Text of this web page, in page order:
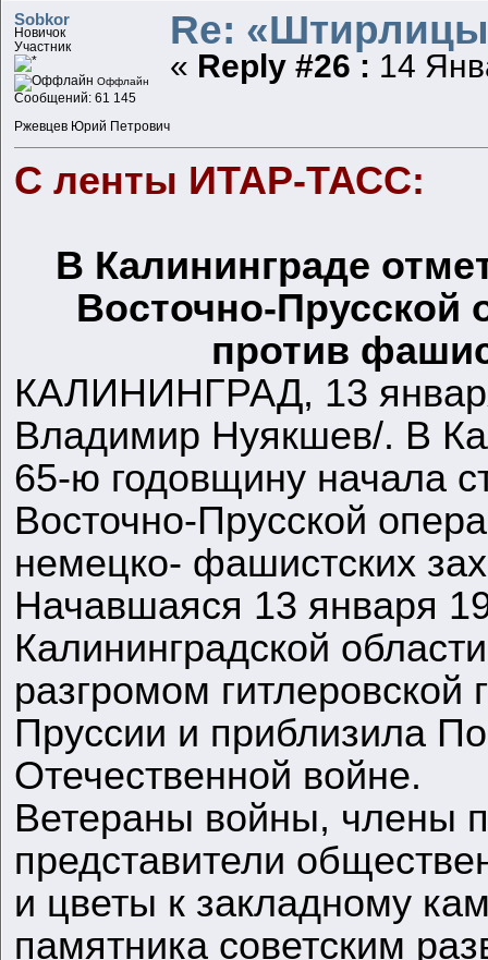
Sobkor
Новичок
Участник
Оффлайн
Сообщений: 61 145
Ржевцев Юрий Петрович
Re:
« Reply #26 : 14
С ленты ИТАР-ТАСС:
В Калининграде
Восточно-Прусской
против
КАЛИНИНГРАД, 13
Владимир Нуякшев/. В
65-ю годовщину начала
Восточно-Прусской
немецко- фашистских
Начавшаяся 13 января
Калининградской
разгромом гитлеровской
Пруссии и приблизила
Отечественной войне.
Ветераны войны, члены
представители
и цветы к закладному
памятника советским